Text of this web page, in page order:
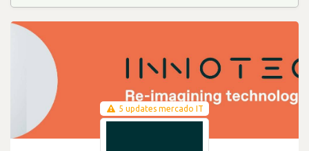
5 updates mercado IT